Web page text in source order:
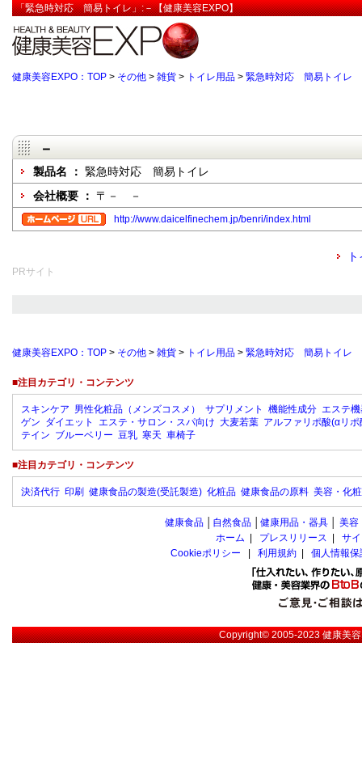
「緊急時対応 簡易トイレ」:－【健康美容EXPO】
健康美容EXPO：TOP > その他 > 雑貨 > トイレ用品 > 緊急時対応 簡易トイレ
－
製品名 ： 緊急時対応 簡易トイレ
会社概要 ： 〒－ －
http://www.daicelfinechem.jp/benri/index.html
PRサイト
健康美容EXPO：TOP > その他 > 雑貨 > トイレ用品 > 緊急時対応 簡易トイレ
■注目カテゴリ・コンテンツ
スキンケア 男性化粧品（メンズコスメ） サプリメント 機能性成分 エステ
ゲン ダイエット エステ・サロン・スパ向け 大麦若葉 アルファリポ酸(αリポ
テイン ブルーベリー 豆乳 寒天 車椅子
■注目カテゴリ・コンテンツ
決済代行 印刷 健康食品の製造(受託製造) 化粧品 健康食品の原料 美容・化
健康食品 自然食品 健康用品・器具 美容
ホーム
プレスリリース
サ
Cookieポリシー
利用規約 個人情報
Copyright© 2005-2023健康美